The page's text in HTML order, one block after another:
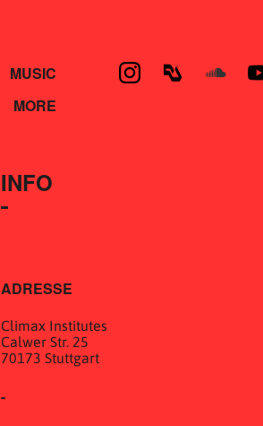
MUSIC
MORE
INFO
ADRESSE
Climax Institutes
Calwer Str. 25
70173 Stuttgart
-